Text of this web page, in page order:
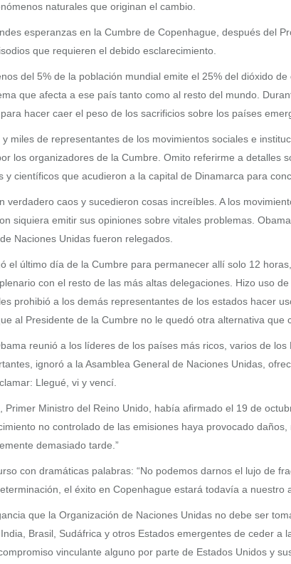
naturales que originan el cambio.
esperanzas en la Cumbre de Copenhague, después del
que requieren el debido esclarecimiento.
del 5% de la población mundial emite el 25% del dióxido
que afecta a ese país tanto como al resto del mundo.
hacer caer el peso de los sacrificios sobre los países
miles de representantes de los movimientos sociales e
los organizadores de la Cumbre. Omito referirme a
y científicos que acudieron a la capital de Dinamarca para
verdadero caos y sucedieron cosas increíbles. A los
siquiera emitir sus opiniones sobre vitales problemas.
Naciones Unidas fueron relegados.
el último día de la Cumbre para permanecer allí solo 12
con el resto de las más altas delegaciones. Hizo uso
prohibió a los demás representantes de los estados hacer
al Presidente de la Cumbre no le quedó otra alternativa
reunió a los líderes de los países más ricos, varios de
ignoró a la Asamblea General de Naciones Unidas,
Llegué, vi y vencí.
Primer Ministro del Reino Unido, había afirmado el 19 de
no controlado de las emisiones haya provocado
demasiado tarde.”
con dramáticas palabras: “No podemos darnos el lujo de
el éxito en Copenhague estará todavía a
que la Organización de Naciones Unidas no debe ser
Brasil, Sudáfrica y otros Estados emergentes de ceder
vinculante alguno por parte de Estados Unidos y